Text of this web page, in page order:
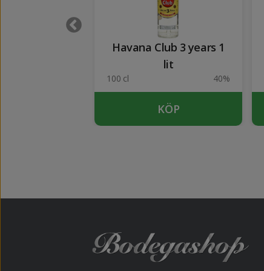
Havana Club 3 years 1
lit
100 cl 40%
KÖP